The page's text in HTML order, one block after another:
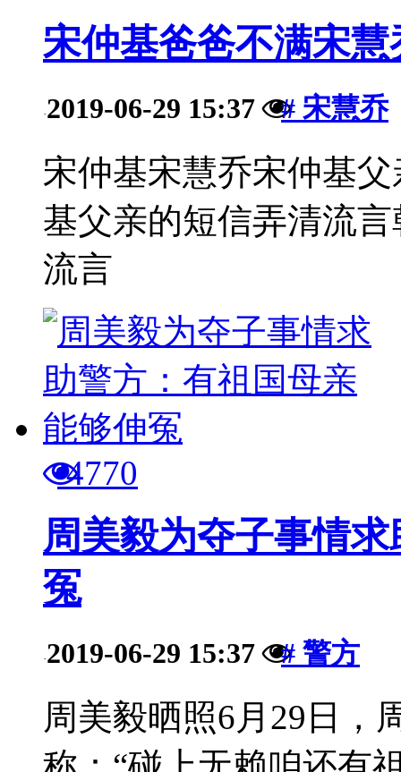
宋仲基爸爸不满宋
·2019-06-29 15:37 # 宋慧乔
宋仲基宋慧乔宋仲基
基父亲的短信弄清流
流言
4770
周美毅为夺子事情
冤
·2019-06-29 15:37 # 警方
周美毅晒照6月29日，